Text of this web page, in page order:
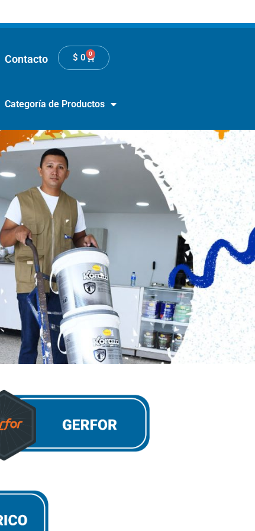
Contacto $ 0 0
Categoría de Productos